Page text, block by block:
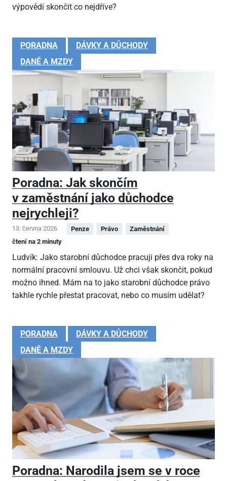
výpovědí skončit co nejdříve?
PORADNA
DÁVKY A DŮCHODY
DANĚ A MZDY
Poradna: Jak skončím
v zaměstnání jako důchodce
nejrychleji?
13. června 2026 Penze Právo
Zaměstnání
čtení na 2 minuty
Ludvík: Jako starobní důchodce pracuji přes dva roky na
normální pracovní smlouvu. Už chci však skončit, pokud
možno ihned. Mám na to jako starobní důchodce právo
takhle rychle přestat pracovat, nebo co musím udělat?
PORADNA
DÁVKY A DŮCHODY
DANĚ A MZDY
Poradna: Narodila jsem se v roce